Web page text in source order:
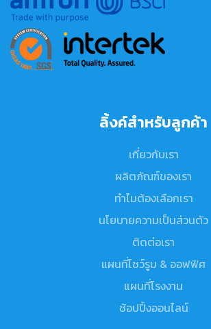
ลิ้งค์สำหรับลูกค้า
เกี่ยวกับเรา
ผลิตภัณฑ์ของเรา
ทำไมต้องเลือกเรา
นโยบายความเป็นส่วนตัว
ติดต่อเรา
แผนที่โชว์รูม & ออฟฟิศ
แผนที่โรงงาน
ช้อปปิ้งออนไลน์